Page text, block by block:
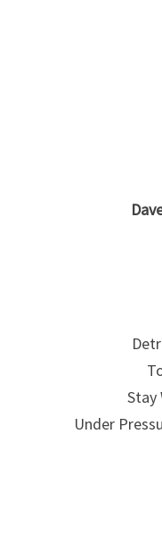
Stay
Under